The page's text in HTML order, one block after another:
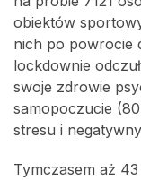
obiektów
nich po powrocie
lockdownie
swoje zdrowie
samopoczucie
stresu i
Tymczasem aż